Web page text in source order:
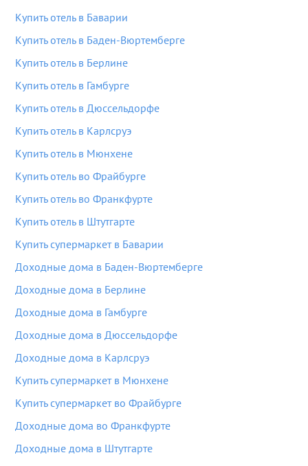
Купить отель в Баварии
Купить отель в Баден-Вюртемберге
Купить отель в Берлине
Купить отель в Гамбурге
Купить отель в Дюссельдорфе
Купить отель в Карлсруэ
Купить отель в Мюнхене
Купить отель во Фрайбурге
Купить отель во Франкфурте
Купить отель в Штутгарте
Купить супермаркет в Баварии
Доходные дома в Баден-Вюртемберге
Доходные дома в Берлине
Доходные дома в Гамбурге
Доходные дома в Дюссельдорфе
Доходные дома в Карлсруэ
Купить супермаркет в Мюнхене
Купить супермаркет во Фрайбурге
Доходные дома во Франкфурте
Доходные дома в Штутгарте